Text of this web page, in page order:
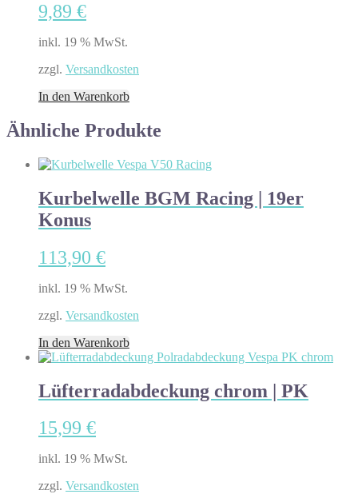
9,89 €
inkl. 19 % MwSt.
zzgl. Versandkosten
In den Warenkorb
Ähnliche Produkte
Kurbelwelle BGM Racing | 19er
Konus
113,90 €
inkl. 19 % MwSt.
zzgl. Versandkosten
In den Warenkorb
Lüfterradabdeckung chrom | PK
15,99 €
inkl. 19 % MwSt.
zzgl. Versandkosten